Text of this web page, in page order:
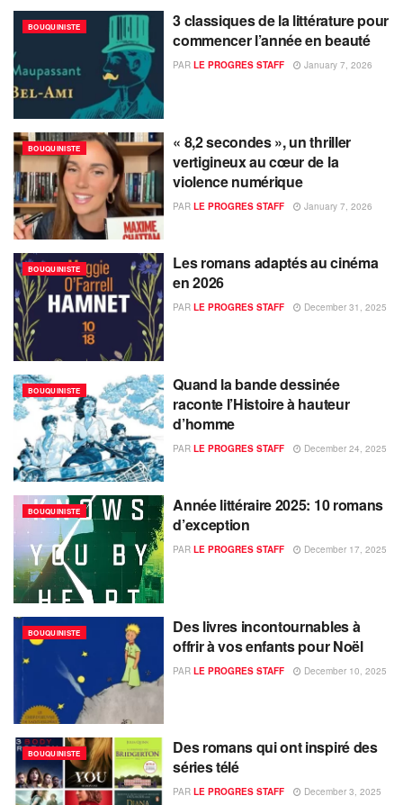
BOUQUINISTE
3 classiques de la littérature pour
commencer l’année en beauté
PAR LE PROGRES STAFF January 7, 2026
BOUQUINISTE
« 8,2 secondes », un thriller
vertigineux au cœur de la
violence numérique
PAR LE PROGRES STAFF January 7, 2026
BOUQUINISTE
Les romans adaptés au cinéma
en 2026
PAR LE PROGRES STAFF December 31, 2025
BOUQUINISTE
Quand la bande dessinée
raconte l’Histoire à hauteur
d’homme
PAR LE PROGRES STAFF December 24, 2025
BOUQUINISTE
Année littéraire 2025: 10 romans
d’exception
PAR LE PROGRES STAFF December 17, 2025
BOUQUINISTE
Des livres incontournables à
offrir à vos enfants pour Noël
PAR LE PROGRES STAFF December 10, 2025
BOUQUINISTE
Des romans qui ont inspiré des
séries télé
PAR LE PROGRES STAFF December 3, 2025